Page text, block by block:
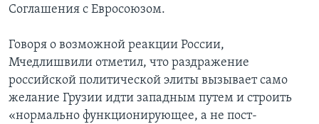
Соглашения с Евросоюзом.
Говоря о возможной реакции России,
Мчедлишвили отметил, что раздражение
российской политической элиты вызывает само
желание Грузии идти западным путем и строить
«нормально функционирующее, а не пост-